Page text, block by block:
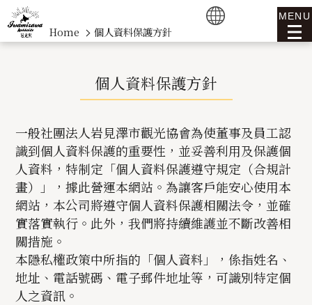
MENU
Home 個人資料保護方針
個人資料保護方針
一般社團法人岩見澤市觀光協會為使董事及員工認
識到個人資料保護的重要性，並妥善利用及保護個
人資料，特制定「個人資料保護遵守規定（合規計
畫）」，據此營運本網站。為讓客戶能安心使用本
網站，本公司將遵守個人資料保護相關法令，並確
實落實執行。此外，我們將持續維護並不斷改善相
關措施。
本隱私權政策中所指的「個人資料」，係指姓名、
地址、電話號碼、電子郵件地址等，可識別特定個
人之資訊。